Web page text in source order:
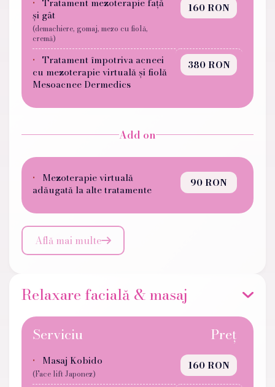
și gât
(demachiere, gomaj, mezo cu fiolă,
cremă)
160 RON
Tratament împotriva acneei
cu mezoterapie virtuală și fiolă
Mesoacnee Dermedics
380 RON
Add on
Mezoterapie virtuală
adăugată la alte tratamente
90 RON
Află mai multe
Relaxare facială & masaj
Serviciu Preț
Masaj Kobido
(Face lift Japonez)
160 RON